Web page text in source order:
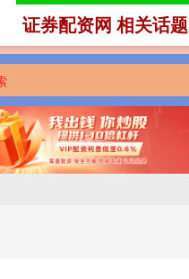
证券配资网 相关话题